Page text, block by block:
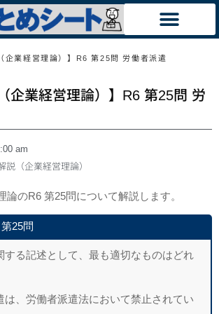
企業経営理論）】R6 第25問 労働者派遣
企業経営理論）】R6 第25問 労
am
説（企業経営理論）
論のR6 第25問について解説します。
25問
る記述として、最も適切なものはどれ
、労働者派遣法において禁止されてい